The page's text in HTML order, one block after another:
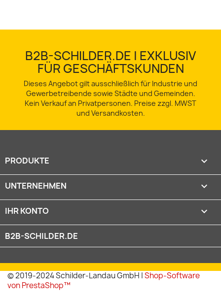
B2B-SCHILDER.DE | EXKLUSIV
FÜR GESCHÄFTSKUNDEN
Dieses Angebot gilt ausschließlich für Industrie und
Gewerbetreibende sowie Städte und Gemeinden.
Kein Verkauf an Privatpersonen. Preise zzgl. MWST
und Versandkosten.
PRODUKTE 
UNTERNEHMEN 
IHR KONTO 
B2B-SCHILDER.DE
© 2019-2024 Schilder-Landau GmbH |Shop-Software
von PrestaShop™